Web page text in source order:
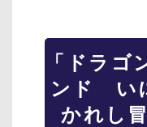
「ドラゴ
ンド い
かれし